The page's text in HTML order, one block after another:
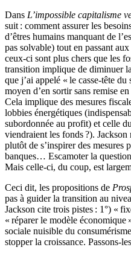
Dans L’impossible capitalisme
suit : comment assurer les
d’êtres humains manquant de
pas solvable) tout en passant
ceux-ci sont plus chers que les
transition implique de diminuer
que j’ai appelé « le casse-tête
moyen d’en sortir sans remise
Cela implique des mesures
lobbies énergétiques
subordonnée au profit) et celle
viendraient les fonds ?).
plutôt de s’inspirer des mesures
banques… Escamoter la
Mais celle-ci, du coup, est
Ceci dit, les propositions de
pas à guider la transition au
Jackson cite trois pistes : 1°) «
« réparer le modèle
sociale nuisible du
stopper la croissance. Passons-